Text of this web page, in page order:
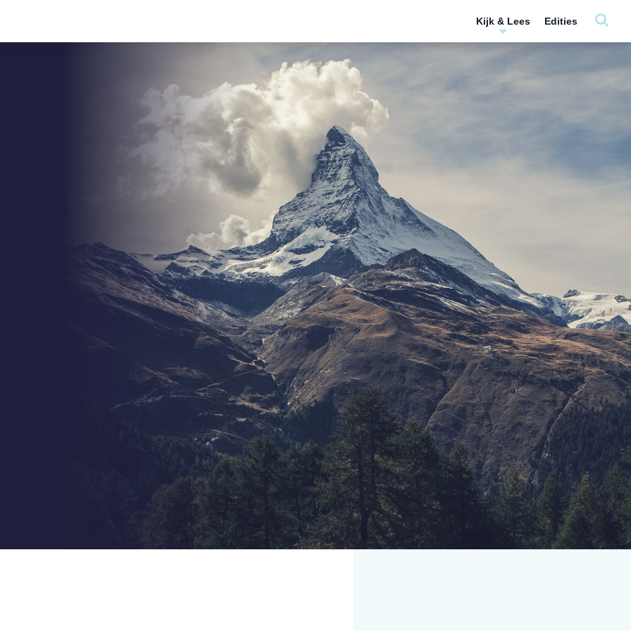
Kijk & Lees Edities